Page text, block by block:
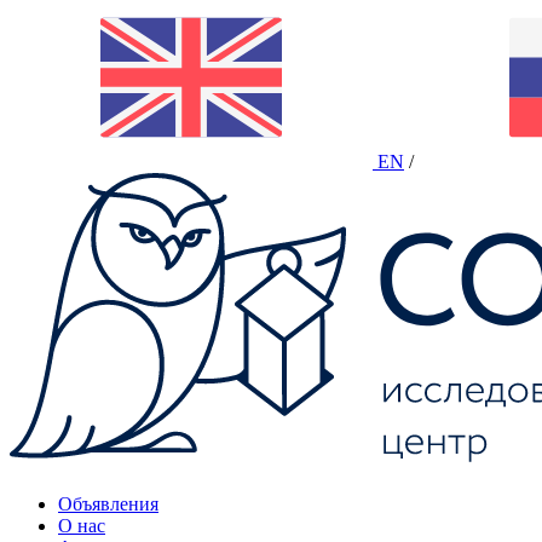
EN /
Объявления
О нас